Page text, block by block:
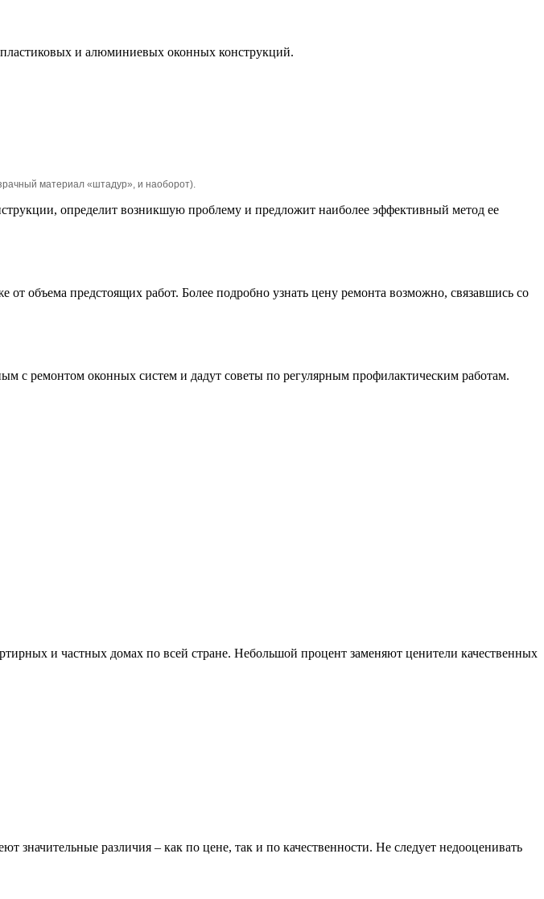
и алюминиевых оконных конструкций.
материал «штадур», и наоборот).
определит возникшую проблему и предложит наиболее эффективный метод ее
объема предстоящих работ. Более подробно узнать цену ремонта возможно, связавшись со
ремонтом оконных систем и дадут советы по регулярным профилактическим работам.
и частных домах по всей стране. Небольшой процент заменяют ценители качественных
значительные различия – как по цене, так и по качественности. Не следует недооценивать